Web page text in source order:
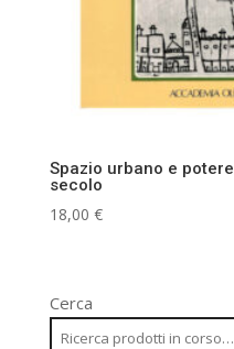
Spazio urbano e
secolo
18,00 €
Cerca